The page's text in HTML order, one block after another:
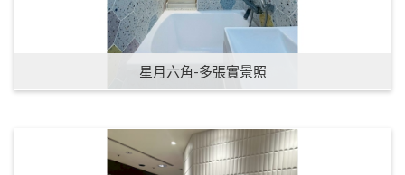
星月六角-多張實景照